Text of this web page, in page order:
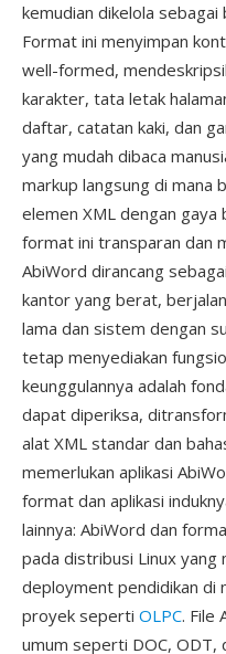
kemudian dikelola
Format ini menyimpan
well-formed,
karakter, tata letak
daftar, catatan kaki, dan
yang mudah dibaca
markup langsung di mana
elemen XML dengan
format ini transparan dan
AbiWord dirancang
kantor yang berat,
lama dan sistem dengan
tetap menyediakan
keunggulannya adalah
dapat diperiksa,
alat XML standar dan
memerlukan aplikasi
format dan aplikasi
lainnya: AbiWord dan
pada distribusi Linux
deployment pendidikan di
proyek seperti OLPC. File
umum seperti DOC, ODT,